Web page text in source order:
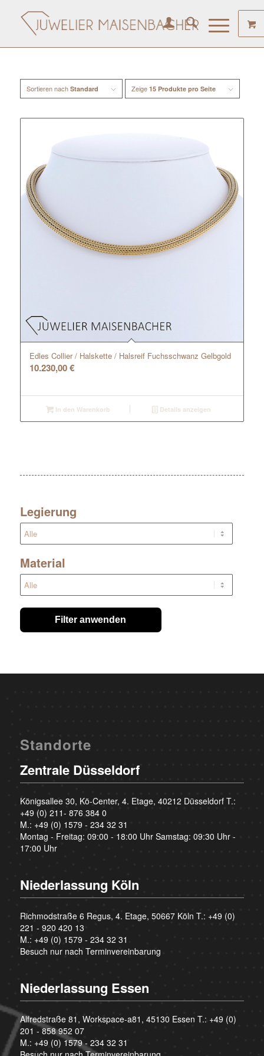
Sortieren nach Standard Zeige 15 Produkte pro Seite
Edles Collier / Halskette / Halsreif Fuchsschwanz Gelbgold
10.230,00€
In den Warenkorb Details anzeigen
Legierung
Material
Filter anwenden
Standorte
Zentrale Düsseldorf
Königsallee 30, Kö-Center, 4. Etage, 40212 Düsseldorf T.:
+49 (0) 211- 876 384 0
M.: +49 (0) 1579 - 234 32 31
Montag - Freitag: 09:00 - 18:00 Uhr Samstag: 09:30 Uhr -
17:00 Uhr
Niederlassung Köln
Richmodstraße 6 Regus, 4. Etage, 50667 Köln T.: +49 (0)
221 - 920 420 13
M.: +49 (0) 1579 - 234 32 31
Besuch nur nach Terminvereinbarung
Niederlassung Essen
Alfredstraße 81, Workspace-a81, 45130 Essen T.: +49 (0)
201 - 858 952 07
M.: +49 (0) 1579 - 234 32 31